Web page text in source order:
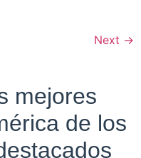
Next →
mejores
de los